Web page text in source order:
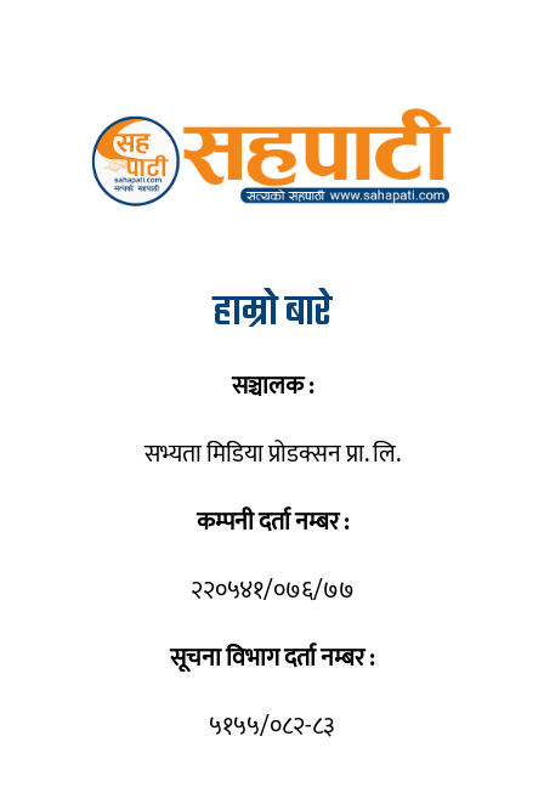
हाम्रो बारे
सञ्चालक :
सभ्यता मिडिया प्रोडक्सन प्रा. लि.
कम्पनी दर्ता नम्बर :
२२०५४१/०७६/७७
सूचना विभाग दर्ता नम्बर :
५१५५/०८२-८३